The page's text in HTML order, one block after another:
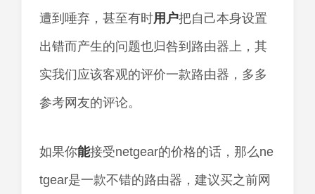
遭到唾弃，甚至有时用户把自己本身设置
出错而产生的问题也归咎到路由器上，其
实我们应该客观的评价一款路由器，多多
参考网友的评论。
如果你能接受netgear的价格的话，那么ne
tgear是一款不错的路由器，建议买之前网